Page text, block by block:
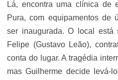
Lá, encontra uma clínica de
Pura, com equipamentos de
ser inaugurada. O local está
Felipe (Gustavo Leão),
conta do lugar. A tragédia
mas Guilherme decide levá-